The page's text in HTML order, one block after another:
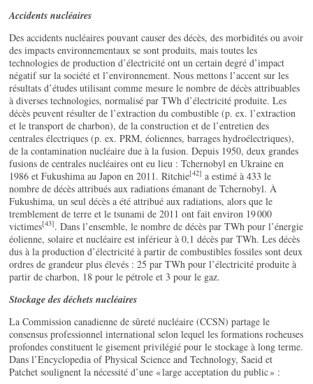
Accidents nucléaires
Des accidents nucléaires pouvant causer des décès, des morbidités ou avoir
des impacts environnementaux se sont produits, mais toutes les
technologies de production d’électricité ont un certain degré d’impact
négatif sur la société et l’environnement. Nous mettons l’accent sur les
résultats d’études utilisant comme mesure le nombre de décès attribuables
à diverses technologies, normalisé par TWh d’électricité produite. Les
décès peuvent résulter de l’extraction du combustible (p. ex. l’extraction
et le transport de charbon), de la construction et de l’entretien des
centrales électriques (p. ex. PRM, éoliennes, barrages hydroélectriques),
de la contamination nucléaire due à la fusion. Depuis 1950, deux grandes
fusions de centrales nucléaires ont eu lieu : Tchernobyl en Ukraine en
1986 et Fukushima au Japon en 2011. Ritchie[42] a estimé à 433 le
nombre de décès attribués aux radiations émanant de Tchernobyl. À
Fukushima, un seul décès a été attribué aux radiations, alors que le
tremblement de terre et le tsunami de 2011 ont fait environ 19 000
victimes[43]. Dans l’ensemble, le nombre de décès par TWh pour l’énergie
éolienne, solaire et nucléaire est inférieur à 0,1 décès par TWh. Les décès
dus à la production d’électricité à partir de combustibles fossiles sont deux
ordres de grandeur plus élevés : 25 par TWh pour l’électricité produite à
partir de charbon, 18 pour le pétrole et 3 pour le gaz.
Stockage des déchets nucléaires
La Commission canadienne de sûreté nucléaire (CCSN) partage le
consensus professionnel international selon lequel les formations rocheuses
profondes constituent le gisement privilégié pour le stockage à long terme.
Dans l’Encyclopedia of Physical Science and Technology, Saeid et
Patchet soulignent la nécessité d’une « large acceptation du public » :